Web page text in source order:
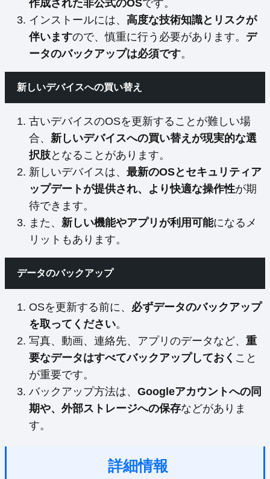
作成された非公式のOSです。
インストールには、 高度な技術知識とリスクが
伴いますので、慎重に行う必要があります。 デ
ータのバックアップは必須です。
新しいデバイスへの買い替え
古いデバイスのOSを更新することが難しい場
合、 新しいデバイスへの買い替えが現実的な選
択肢となることがあります。
新しいデバイスは、 最新のOSとセキュリティア
ップデートが提供され、より快適な操作性が期
待できます。
また、 新しい機能やアプリが利用可能になるメ
リットもあります。
データのバックアップ
OSを更新する前に、 必ずデータのバックアップ
を取ってください。
写真、動画、連絡先、アプリのデータなど、 重
要なデータはすべてバックアップしておく こと
が重要です。
バックアップ方法は、 Googleアカウントへの同
期や、外部ストレージへの保存などがありま
す。
詳細情報